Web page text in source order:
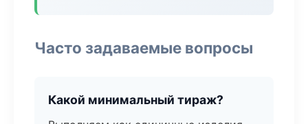
Часто задаваемые вопросы
Какой минимальный тираж?